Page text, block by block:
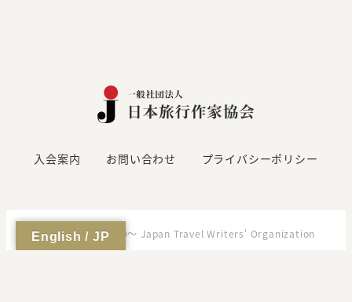
入会案内 お問い合わせ プライバシーポリシー
Copyright (C)2000～ Japan Travel Writers' Organization
English / JP